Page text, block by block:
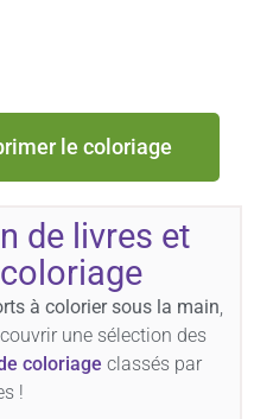
le coloriage
de livres et
à colorier sous la main,
une sélection des
coloriage classés par
!